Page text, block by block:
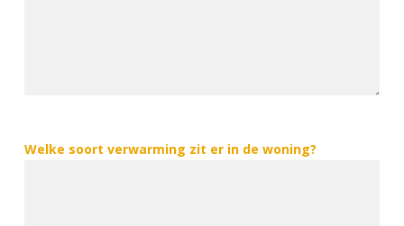
Welke soort verwarming zit er in de woning?